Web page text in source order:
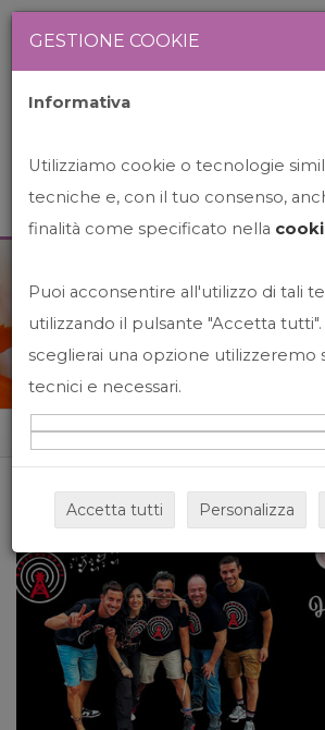
News&Events
Home News&events
GESTIONE COOKIE
Informativa
Utilizziamo cookie o tecnologie
tecniche e, con il tuo consenso,
finalità come specificato nella
Puoi acconsentire all'utilizzo di tali
utilizzando il pulsante "Accetta
sceglierai una opzione utilizzeremo
tecnici e necessari.
Accetta tutti Personalizza